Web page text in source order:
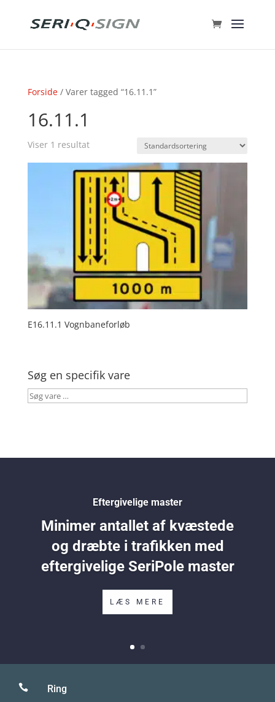
Forside/ Varer tagged “16.11.1”
16.11.1
Viser 1 resultat
E16.11.1 Vognbaneforløb
Søg en specifik vare
Søg
Eftergivelige master
Minimer antallet af kvæstede
og dræbte i trafikken med
eftergivelige SeriPole master
LÆS MERE
 Ring